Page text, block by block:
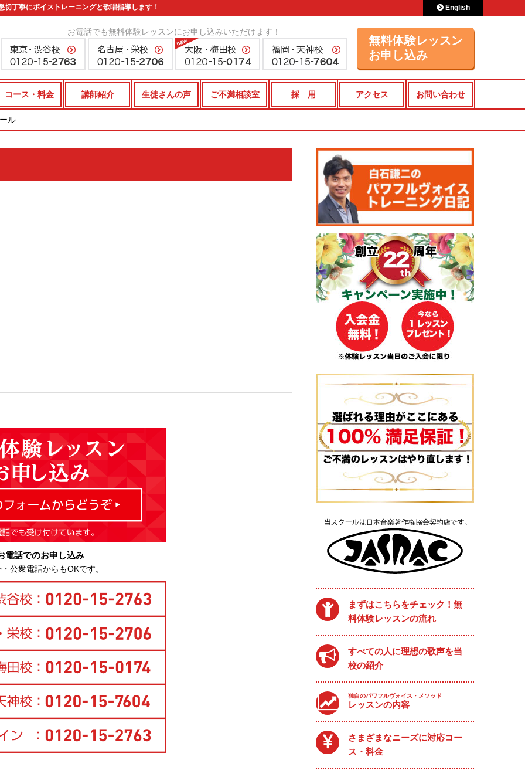
丁寧にボイストレーニングと歌唱指導します！
お電話でも無料体験レッスンにお申し込みいただけます！
無料体験レッスン
お申し込み
English
コース・料金 講師紹介 生徒さんの声 ご不満相談室 採 用 アクセス お問い合わせ
ル
電話でのお申し込み
公衆電話からもOKです。
まずはこちらをチェック！無
料体験レッスンの流れ
すべての人に理想の歌声を当
校の紹介
独自のパワフルヴォイス・メソッド
レッスンの内容
さまざまなニーズに対応コー
ス・料金